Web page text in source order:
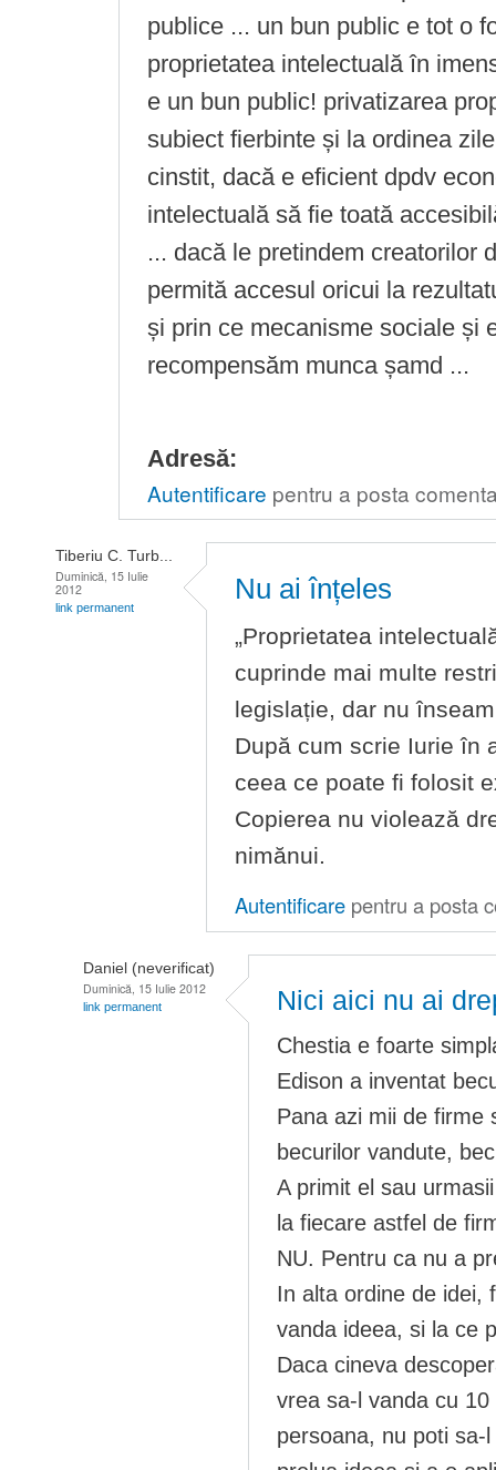
publice ... un bun public e tot o
proprietatea intelectuală în
e un bun public! privatizarea
subiect fierbinte și la ordinea
cinstit, dacă e eficient dpdv
intelectuală să fie toată
... dacă le pretindem creatorilor
permită accesul oricui la
și prin ce mecanisme sociale și
recompensăm munca șamd ...
Adresă:
Autentificare pentru a posta
Tiberiu C. Turb...
Duminică, 15 Iulie
2012
link permanent
Nu ai înțeles
„Proprietatea
cuprinde mai multe
legislație, dar nu
După cum scrie Iurie în
ceea ce poate fi folosit
Copierea nu violează
nimănui.
Autentificare pentru a posta
Daniel (neverificat)
Duminică, 15 Iulie 2012
link permanent Nici aici nu ai
Chestia e foarte
Edison a inventat
Pana azi mii de firme
becurilor vandute,
A primit el sau
la fiecare astfel de
NU. Pentru ca nu a
In alta ordine de idei,
vanda ideea, si la ce
Daca cineva
vrea sa-l vanda cu
persoana, nu poti sa-